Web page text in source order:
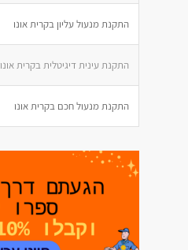
התקנת מנעול עליון בקרית אונו
התקנת עינית דיגיטלית בקרית אונו
התקנת מנעול חכם בקרית אונו